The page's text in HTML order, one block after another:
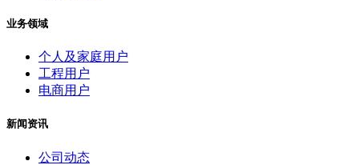
业务领域
个人及家庭用户
工程用户
电商用户
新闻资讯
公司动态